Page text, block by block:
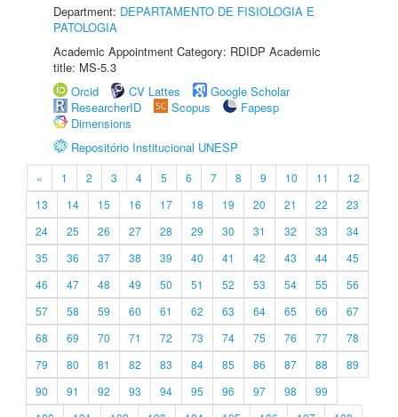
Department: DEPARTAMENTO DE FISIOLOGIA E
PATOLOGIA
Academic Appointment Category: RDIDP Academic
title: MS-5.3
Orcid
CV Lattes
Google Scholar
ResearcherID
Scopus
Fapesp
Dimensions
Repositório Institucional UNESP
« 1 2 3 4 5 6 7 8 9 10 11
12
13
14 15 16 17 18 19 20 21 22
23
24
25 26 27 28 29 30 31 32 33
34
35
36 37 38 39 40 41 42 43 44
45
46
47 48 49 50 51 52 53 54 55
56
57
58 59 60 61 62 63 64 65 66
67
68
69 70 71 72 73 74 75 76 77
78
79
80 81 82 83 84 85 86 87 88
89
90
91 92 93 94 95 96 97 98
99